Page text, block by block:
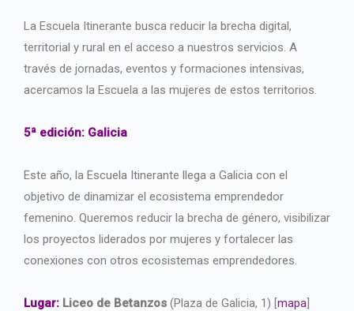
La Escuela Itinerante busca reducir la brecha digital,
territorial y rural en el acceso a nuestros servicios. A
través de jornadas, eventos y formaciones intensivas,
acercamos la Escuela a las mujeres de estos territorios.
5ª edición: Galicia
Este año, la Escuela Itinerante llega a Galicia con el
objetivo de dinamizar el ecosistema emprendedor
femenino. Queremos reducir la brecha de género, visibilizar
los proyectos liderados por mujeres y fortalecer las
conexiones con otros ecosistemas emprendedores.
Lugar: Liceo de Betanzos (Plaza de Galicia, 1) [mapa]